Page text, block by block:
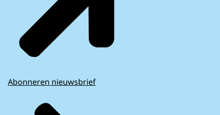
Abonneren nieuwsbrief